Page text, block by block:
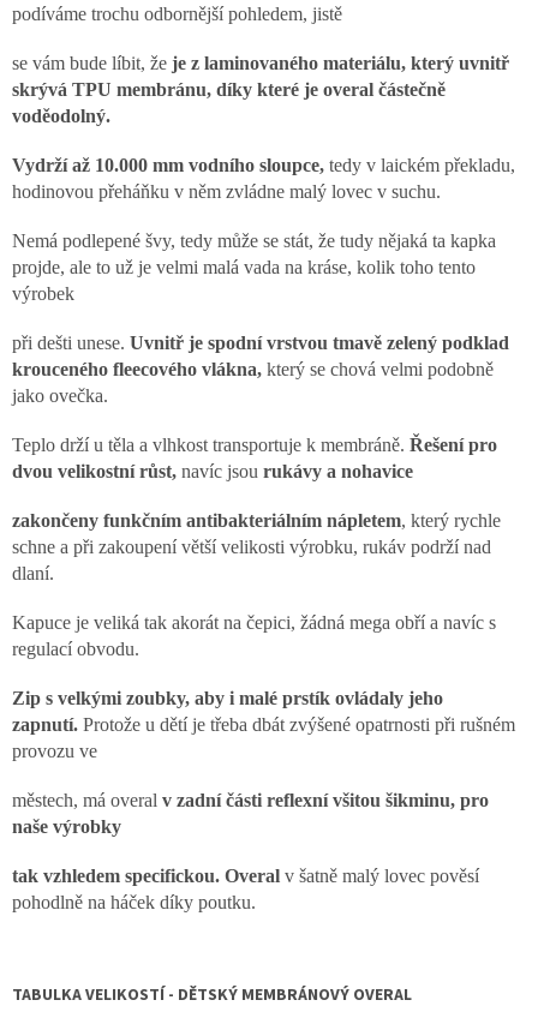
podíváme trochu odbornější pohledem, jistě
se vám bude líbit, že je z laminovaného materiálu, který uvnitř
skrývá TPU membránu, díky které je overal částečně
voděodolný.
Vydrží až 10.000 mm vodního sloupce, tedy v laickém překladu,
hodinovou přeháňku v něm zvládne malý lovec v suchu.
Nemá podlepené švy, tedy může se stát, že tudy nějaká ta kapka
projde, ale to už je velmi malá vada na kráse, kolik toho tento
výrobek
při dešti unese. Uvnitř je spodní vrstvou tmavě zelený podklad
krouceného fleecového vlákna, který se chová velmi podobně
jako ovečka.
Teplo drží u těla a vlhkost transportuje k membráně. Řešení pro
dvou velikostní růst, navíc jsou rukávy a nohavice
zakončeny funkčním antibakteriálním nápletem, který rychle
schne a při zakoupení větší velikosti výrobku, rukáv podrží nad
dlaní.
Kapuce je veliká tak akorát na čepici, žádná mega obří a navíc s
regulací obvodu.
Zip s velkými zoubky, aby i malé prstík ovládaly jeho
zapnutí. Protože u dětí je třeba dbát zvýšené opatrnosti při rušném
provozu ve
městech, má overal v zadní části reflexní všitou šikminu, pro
naše výrobky
tak vzhledem specifickou. Overal v šatně malý lovec pověsí
pohodlně na háček díky poutku.
TABULKA VELIKOSTÍ - DĚTSKÝ MEMBRÁNOVÝ OVERAL